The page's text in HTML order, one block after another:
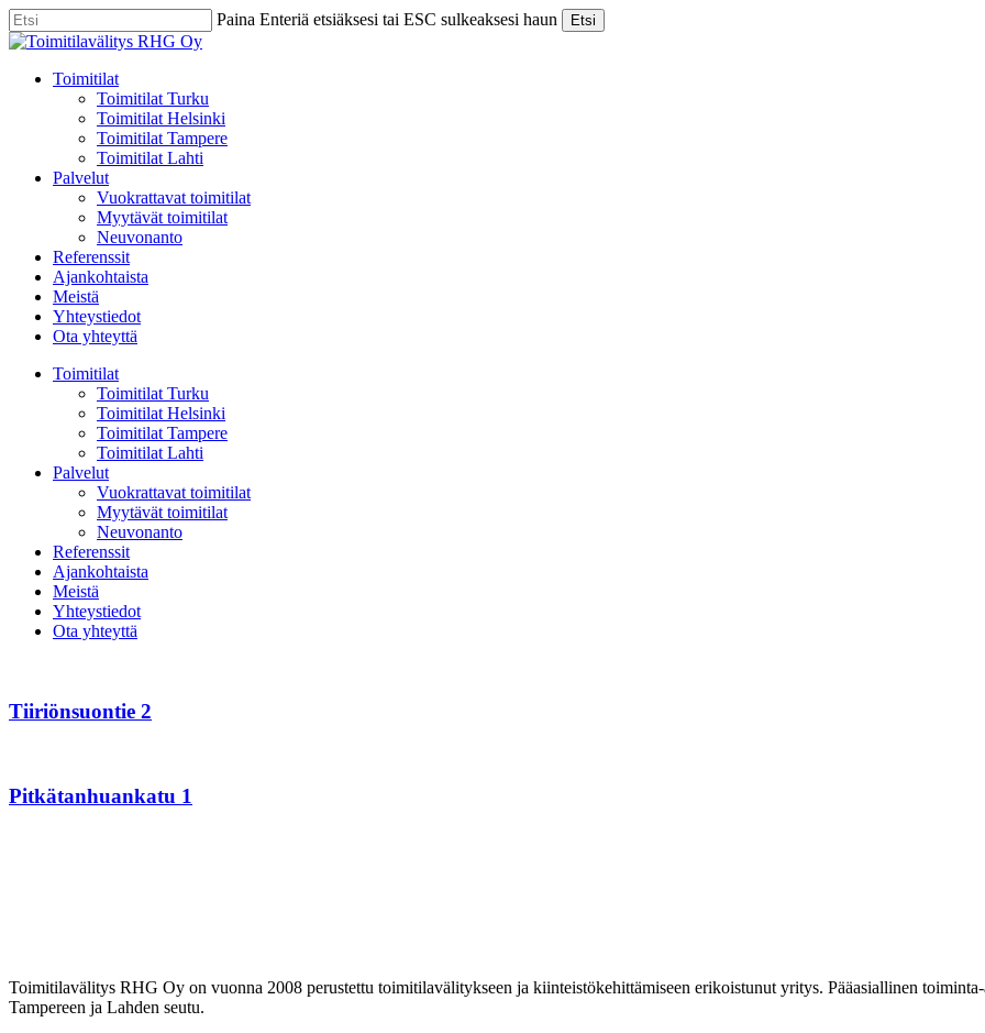
Skip
to
content
Paina Enteriä etsiäksesi tai ESC sulkeaksesi haun Etsi
Close
Menu
Toimitilat
Toimitilat Turku
Toimitilat Helsinki
Toimitilat Tampere
Toimitilat Lahti
Palvelut
Vuokrattavat toimitilat
Myytävät toimitilat
Neuvonanto
Referenssit
Ajankohtaista
Meistä
Yhteystiedot
Ota yhteyttä
Toimitilat
Toimitilat Turku
Toimitilat Helsinki
Toimitilat Tampere
Toimitilat Lahti
Palvelut
Vuokrattavat toimitilat
Myytävät toimitilat
Neuvonanto
Referenssit
Ajankohtaista
Meistä
Yhteystiedot
Ota yhteyttä
Tiiriönsuontie 2
Pitkätanhuankatu 1
Toimitilavälitys RHG Oy on vuonna 2008 perustettu toimitilavälitykseen ja kiinteistökehittämiseen erikoistunut yritys. Pääasiallinen
Tampereen ja Lahden seutu.